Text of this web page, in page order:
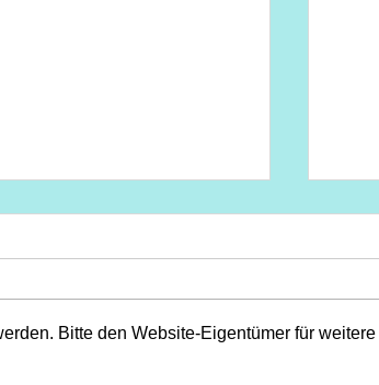
Bitte den Website-Eigentümer für weitere